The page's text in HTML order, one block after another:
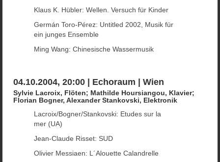
Klaus K. Hübler: Wellen. Versuch für Kinder
Germán Toro-Pérez: Untitled 2002, Musik für
ein junges Ensemble
Ming Wang: Chinesische Wassermusik
04.10.2004, 20:00 | Echoraum | Wien
Sylvie Lacroix, Flöten; Mathilde Hoursiangou, Klavier;
Florian Bogner, Alexander Stankovski, Elektronik
Lacroix/Bogner/Stankovski: Etudes sur la
mer (UA)
Jean-Claude Risset: SUD
Olivier Messiaen: L´Alouette Calandrelle